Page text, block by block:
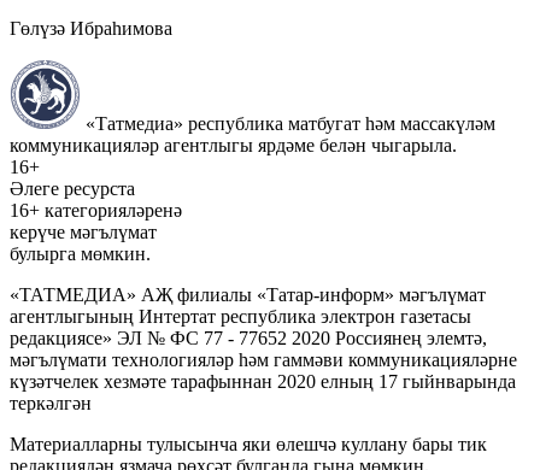
Гөлүзә Ибраһимова
«Татмедиа» республика матбугат һәм массакүләм
коммуникацияләр агентлыгы ярдәме белән чыгарыла.
16+
Әлеге ресурста
16+ категорияләренә
керүче мәгълүмат
булырга мөмкин.
«ТАТМЕДИА» АҖ филиалы «Татар-информ» мәгълүмат
агентлыгының Интертат республика электрон газетасы
редакциясе» ЭЛ № ФС 77 - 77652 2020 Россиянең элемтә,
мәгълүмати технологияләр һәм гаммәви коммуникацияләрне
күзәтчелек хезмәте тарафыннан 2020 елның 17 гыйнварында
теркәлгән
Материалларны тулысынча яки өлешчә куллану бары тик